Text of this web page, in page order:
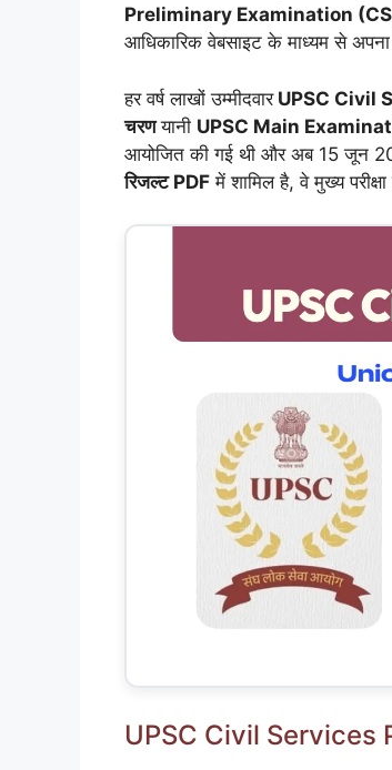
Preliminary Examination
आधिकारिक वेबसाइट के माध्यम से
हर वर्ष लाखों उम्मीदवारUPSC Civil
चरणयानी UPSC Main
आयोजित की गई थी और अब 15 जून
रिजल्ट PDF में शामिल है, वे मुख्य
UPSC Civil Services